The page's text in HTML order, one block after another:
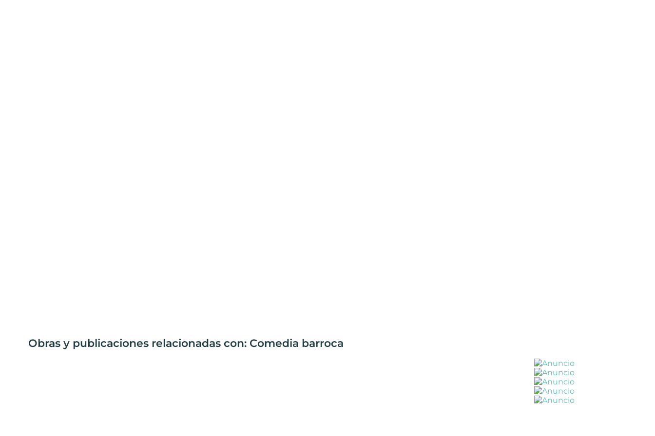
Obras y publicaciones relacionadas con: Comedia barroca